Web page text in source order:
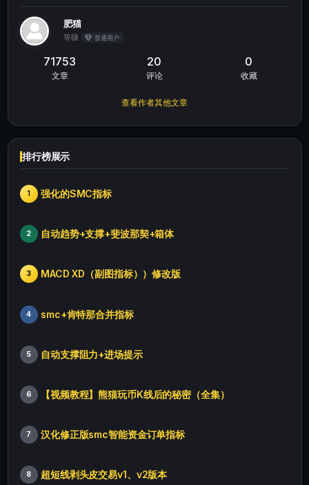
肥猫
等级 普通用户
71753
文章
20
评论
0
收藏
查看作者其他文章
排行榜展示
1 强化的SMC指标
2 自动趋势+支撑+斐波那契+箱体
3 MACD XD（副图指标））修改版
4 smc+肯特那合并指标
5 自动支撑阻力+进场提示
6 【视频教程】熊猫玩币K线后的秘密（全集）
7 汉化修正版smc智能资金订单指标
8 超短线剥头皮交易v1、v2版本